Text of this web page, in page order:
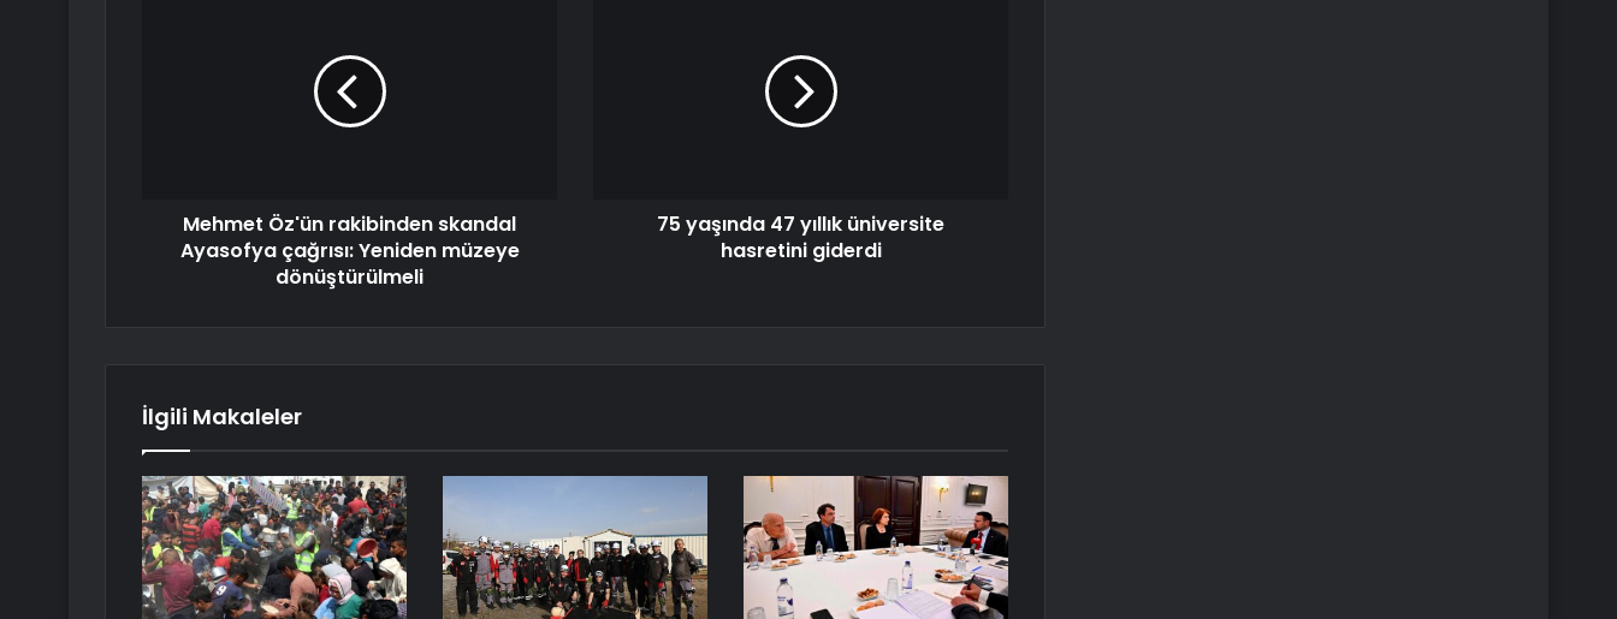
Mehmet Öz'ün rakibinden skandal
Ayasofya çağrısı: Yeniden müzeye
dönüştürülmeli
75 yaşında 47 yıllık üniversite
hasretini giderdi
İlgili Makaleler